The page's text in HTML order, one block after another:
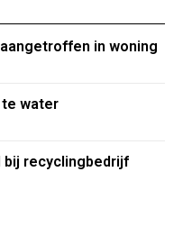
in woning
te water
bij recyclingbedrijf